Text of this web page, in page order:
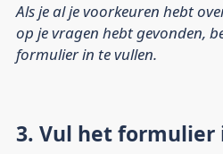
Als je al je voorkeuren hebt
op je vragen hebt gevonden,
formulier in te vullen.
3. Vul het formulier